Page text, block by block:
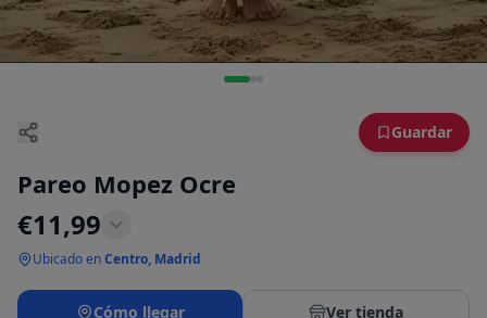
Guardar
Pareo Mopez Ocre
€11,99
Ubicado enCentro, Madrid
Cómo llegar Ver tienda